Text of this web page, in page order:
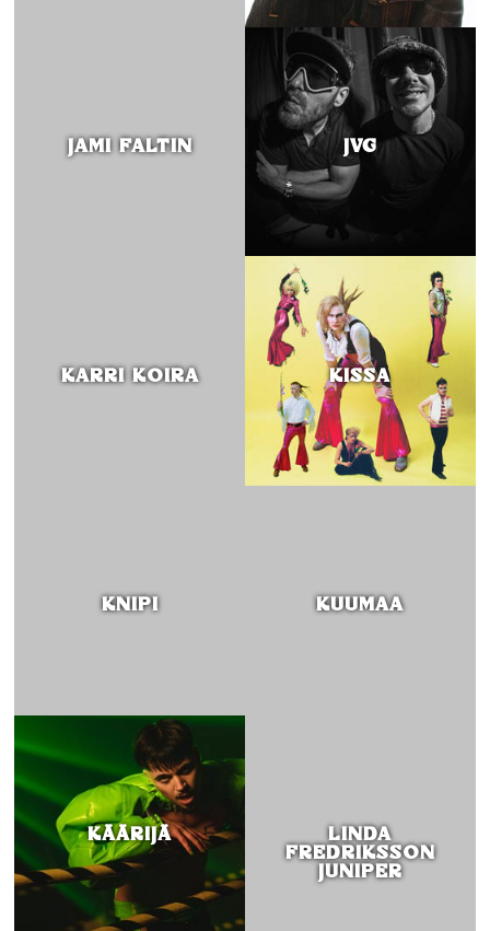
JAMI FALTIN JVG
KARRI KOIRA KISSA
KNIPI KUUMAA
KÄÄRIJÄ
LINDA
FREDRIKSSON
JUNIPER